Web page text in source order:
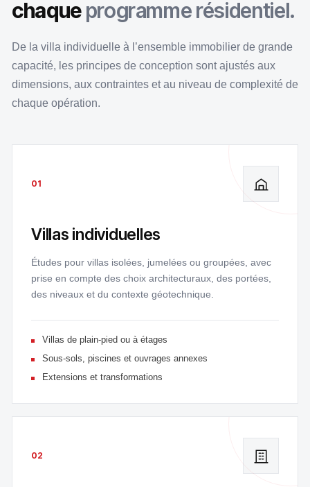
chaqueprogramme résidentiel.
De la villa individuelle à l’ensemble immobilier de grande
capacité, les principes de conception sont ajustés aux
dimensions, aux contraintes et au niveau de complexité de
chaque opération.
01
Villas individuelles
Études pour villas isolées, jumelées ou groupées, avec
prise en compte des choix architecturaux, des portées,
des niveaux et du contexte géotechnique.
Villas de plain-pied ou à étages
Sous-sols, piscines et ouvrages annexes
Extensions et transformations
02